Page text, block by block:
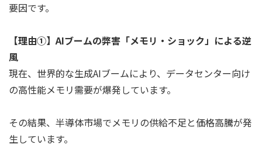
要因です。
【理由①】AIブームの弊害「メモリ・ショック」による逆
風
現在、世界的な生成AIブームにより、データセンター向け
の高性能メモリ需要が爆発しています。
その結果、半導体市場でメモリの供給不足と価格高騰が発
生しています。